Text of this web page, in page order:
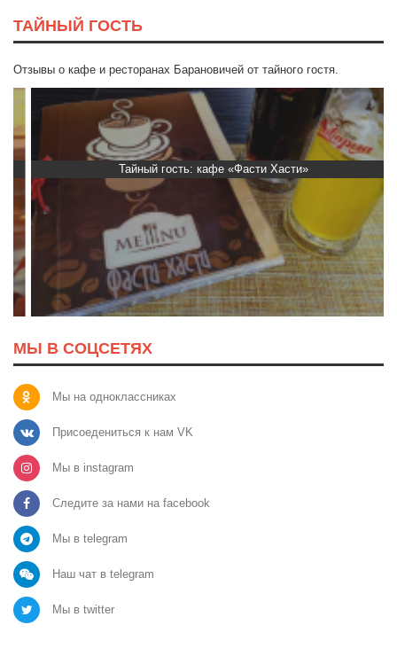
ТАЙНЫЙ ГОСТЬ
Отзывы о кафе и ресторанах Барановичей от тайного гостя.
Тайный гость: кафе «Фасти Хасти»
МЫ В СОЦСЕТЯХ
Мы на одноклассниках
Присоедениться к нам VK
Мы в instagram
Следите за нами на facebook
Мы в telegram
Наш чат в telegram
Мы в twitter